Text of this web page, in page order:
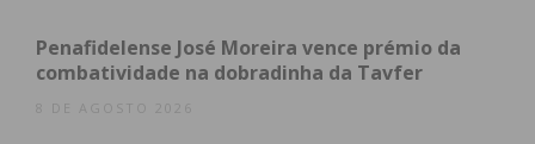
Subscreva a newsletter do
Penafidelense José Moreira vence prémio da
combatividade na dobradinha da Tavfer
8 DE AGOSTO 2026